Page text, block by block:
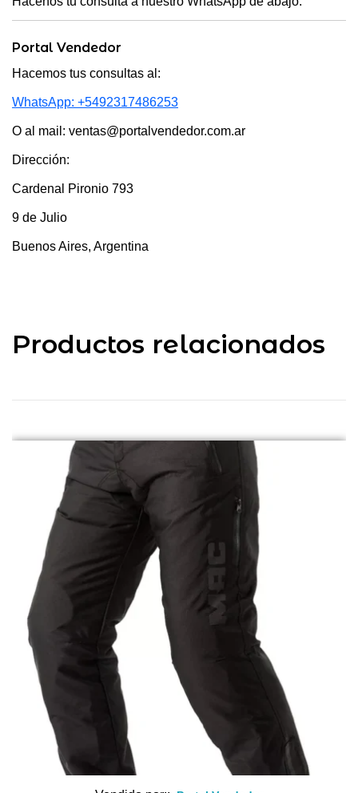
Portal Vendedor
Hacemos tus consultas al:
WhatsApp: +5492317486253
O al mail: ventas@portalvendedor.com.ar
Dirección:
Cardenal Pironio 793
9 de Julio
Buenos Aires, Argentina
Productos relacionados